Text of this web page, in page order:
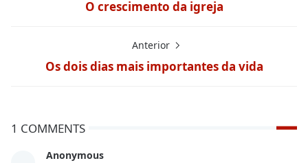
O crescimento da igreja
Anterior
Os dois dias mais importantes da vida
1 COMMENTS
Anonymous